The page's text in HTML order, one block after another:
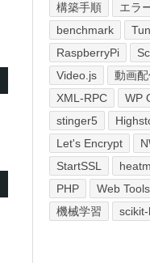
構築手順
エラ
benchmark
RaspberryPi
Video.js
動画
XML-RPC
WP
stinger5
Let's Encrypt
StartSSL
PHP
Web Tools
機械学習